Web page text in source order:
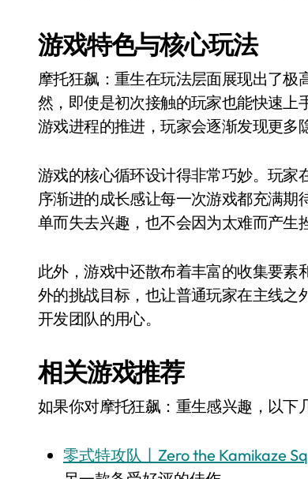
游戏特色与核心玩法
摩托狂飙：重生在玩法层面展现出了
然，即使是初次接触的玩家也能快速
游戏进程的推进，玩家会逐渐发现更多
游戏的核心循环设计得非常巧妙。玩
序渐进的成长感让每一次游戏都充满
单而失去兴趣，也不会因为太难而产生
此外，游戏中还散布着丰富的收集要
外的挑战目标，也让普通玩家在主线
开发团队的用心。
相关游戏推荐
如果你对摩托狂飙：重生感兴趣，以下
零式特攻队丨Zero the Kamikaze